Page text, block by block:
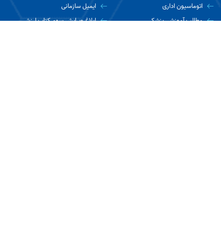
اتوماسیون اداری
ایمیل سازمانی
مطالب آموزشی پزشکی
ابلاغ ویرایش سوم کتاب ارزش